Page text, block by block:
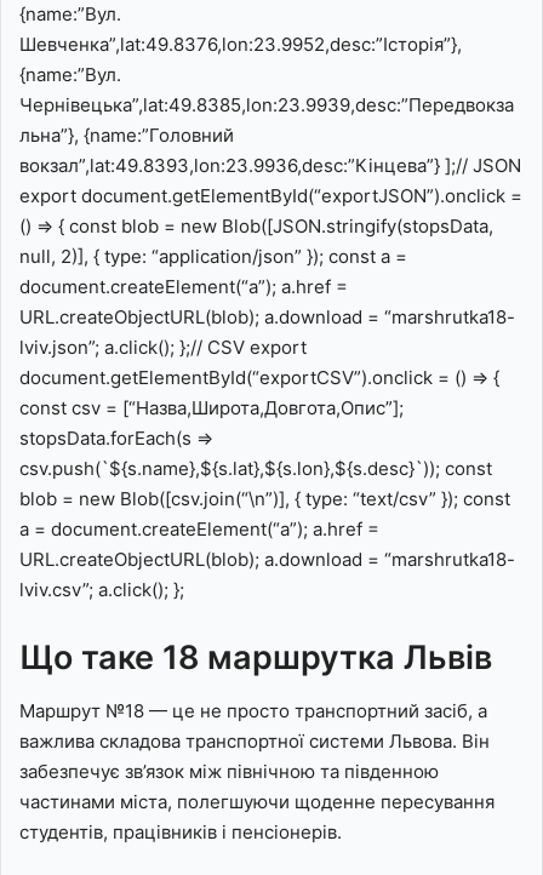
{name:”Вул.
Шевченка”,lat:49.8376,lon:23.9952,desc:”Історія”},
{name:”Вул.
Чернівецька”,lat:49.8385,lon:23.9939,desc:”Передвокза
льна”}, {name:”Головний
вокзал”,lat:49.8393,lon:23.9936,desc:”Кінцева”} ];// JSON
export document.getElementById(“exportJSON”).onclick =
() => { const blob = new Blob([JSON.stringify(stopsData,
null, 2)], { type: “application/json” }); const a =
document.createElement(“a”); a.href =
URL.createObjectURL(blob); a.download = “marshrutka18-
lviv.json”; a.click(); };// CSV export
document.getElementById(“exportCSV”).onclick = () => {
const csv = [“Назва,Широта,Довгота,Опис”];
stopsData.forEach(s =>
csv.push(`${s.name},${s.lat},${s.lon},${s.desc}`)); const
blob = new Blob([csv.join(“\n”)], { type: “text/csv” }); const
a = document.createElement(“a”); a.href =
URL.createObjectURL(blob); a.download = “marshrutka18-
lviv.csv”; a.click(); };
Що таке 18 маршрутка Львів
Маршрут №18 — це не просто транспортний засіб, а
важлива складова транспортної системи Львова. Він
забезпечує зв’язок між північною та південною
частинами міста, полегшуючи щоденне пересування
студентів, працівників і пенсіонерів.